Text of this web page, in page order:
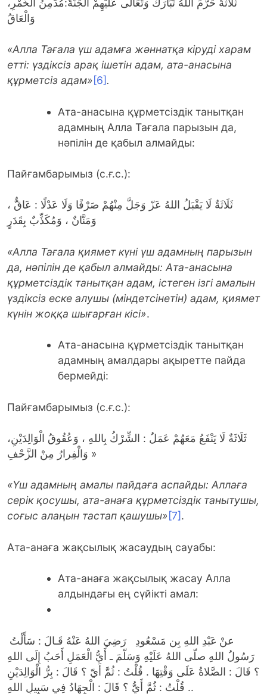
ثَلَاثَةٌ حَرّمَ اللهُ تَبَارَكَ وَتَعَالَى عَلَيْهِمْ الْجَنَّةَ:مُدْمِنُ الْخَمْرِ،
«Алла Тағала үш адамға жәннатқа кіруді харам
етті: үздіксіз арақ ішетін адам, ата-анасына
құрметсіз адам» [6].
Ата-анасына құрметсіздік танытқан
адамның Алла Тағала парызын да,
нәпілін де қабыл алмайды:
Пайғамбарымыз (с.ғ.с.):
ثَلَاثَةٌ لَا يَقْبَلُ اللهُ عَزّ وَجَلَّ مِنْهُمْ صَرْفًا وَلَا عَدْلًا : عَاقٌّ ،
وَمَنَّانٌ ، وَمُكَذِّبٌ بِقَدَرٍ
«Алла Тағала қиямет күні үш адамның парызын
да, нәпілін де қабыл алмайды: Ата-анасына
құрметсіздік танытқан адам, істеген ізгі амалын
үздіксіз еске алушы (міндетсінетін) адам, қиямет
күнін жоққа шығарған кісі».
Ата-анасына құрметсіздік танытқан
адамның амалдары ақыретте пайда
бермейді:
Пайғамбарымыз (с.ғ.с.):
ثَلَاثَةٌ لَا يَنْفَعُ مَعَهُمْ عَمَلٌ : الشِّرْكُ بِاللهِ ، وَعُقُوقُ الْوَالِدَيْنِ،
وَالْفِرارُ مِنْ الزَّحْفِ »
«Үш адамның амалы пайдаға аспайды: Аллаға
серік қосушы, ата-анаға құрметсіздік танытушы,
соғыс алаңын тастап қашушы» [7].
Ата-анаға жақсылық жасаудың сауабы:
Ата-анаға жақсылық жасау Алла
алдындағы ең сүйікті амал:
عنْ عَبْدِ اللهِ بِن مَسْعُودِ رَضِيَ اللهُ عَنْهُ قَـالَ : سَأَلْتُ
رَسُولُ اللهِ صلّى اللهُ عَلَيْهِ وَسَلّمَ ـ أَيُّ الْعَمَلِ أَحَبُ إِلَى اللهِ
؟ قَالَ : الصَّلاةُ عَلَى وَقْتِهَا . قُلْتُ : ثُمَّ أَيّ ؟ قَالَ : بِرُّ الْوَالِدَيْنِ
. قُلْتُ : ثُمَّ أَيُّ ؟ قَالَ : الْجِهَادُ فِي سَبِيلِ اللهِ.